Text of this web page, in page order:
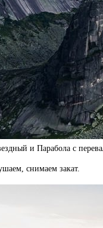
и Парабола с
снимаем закат.